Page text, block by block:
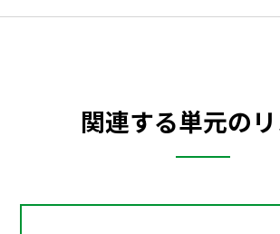
関連する単元の